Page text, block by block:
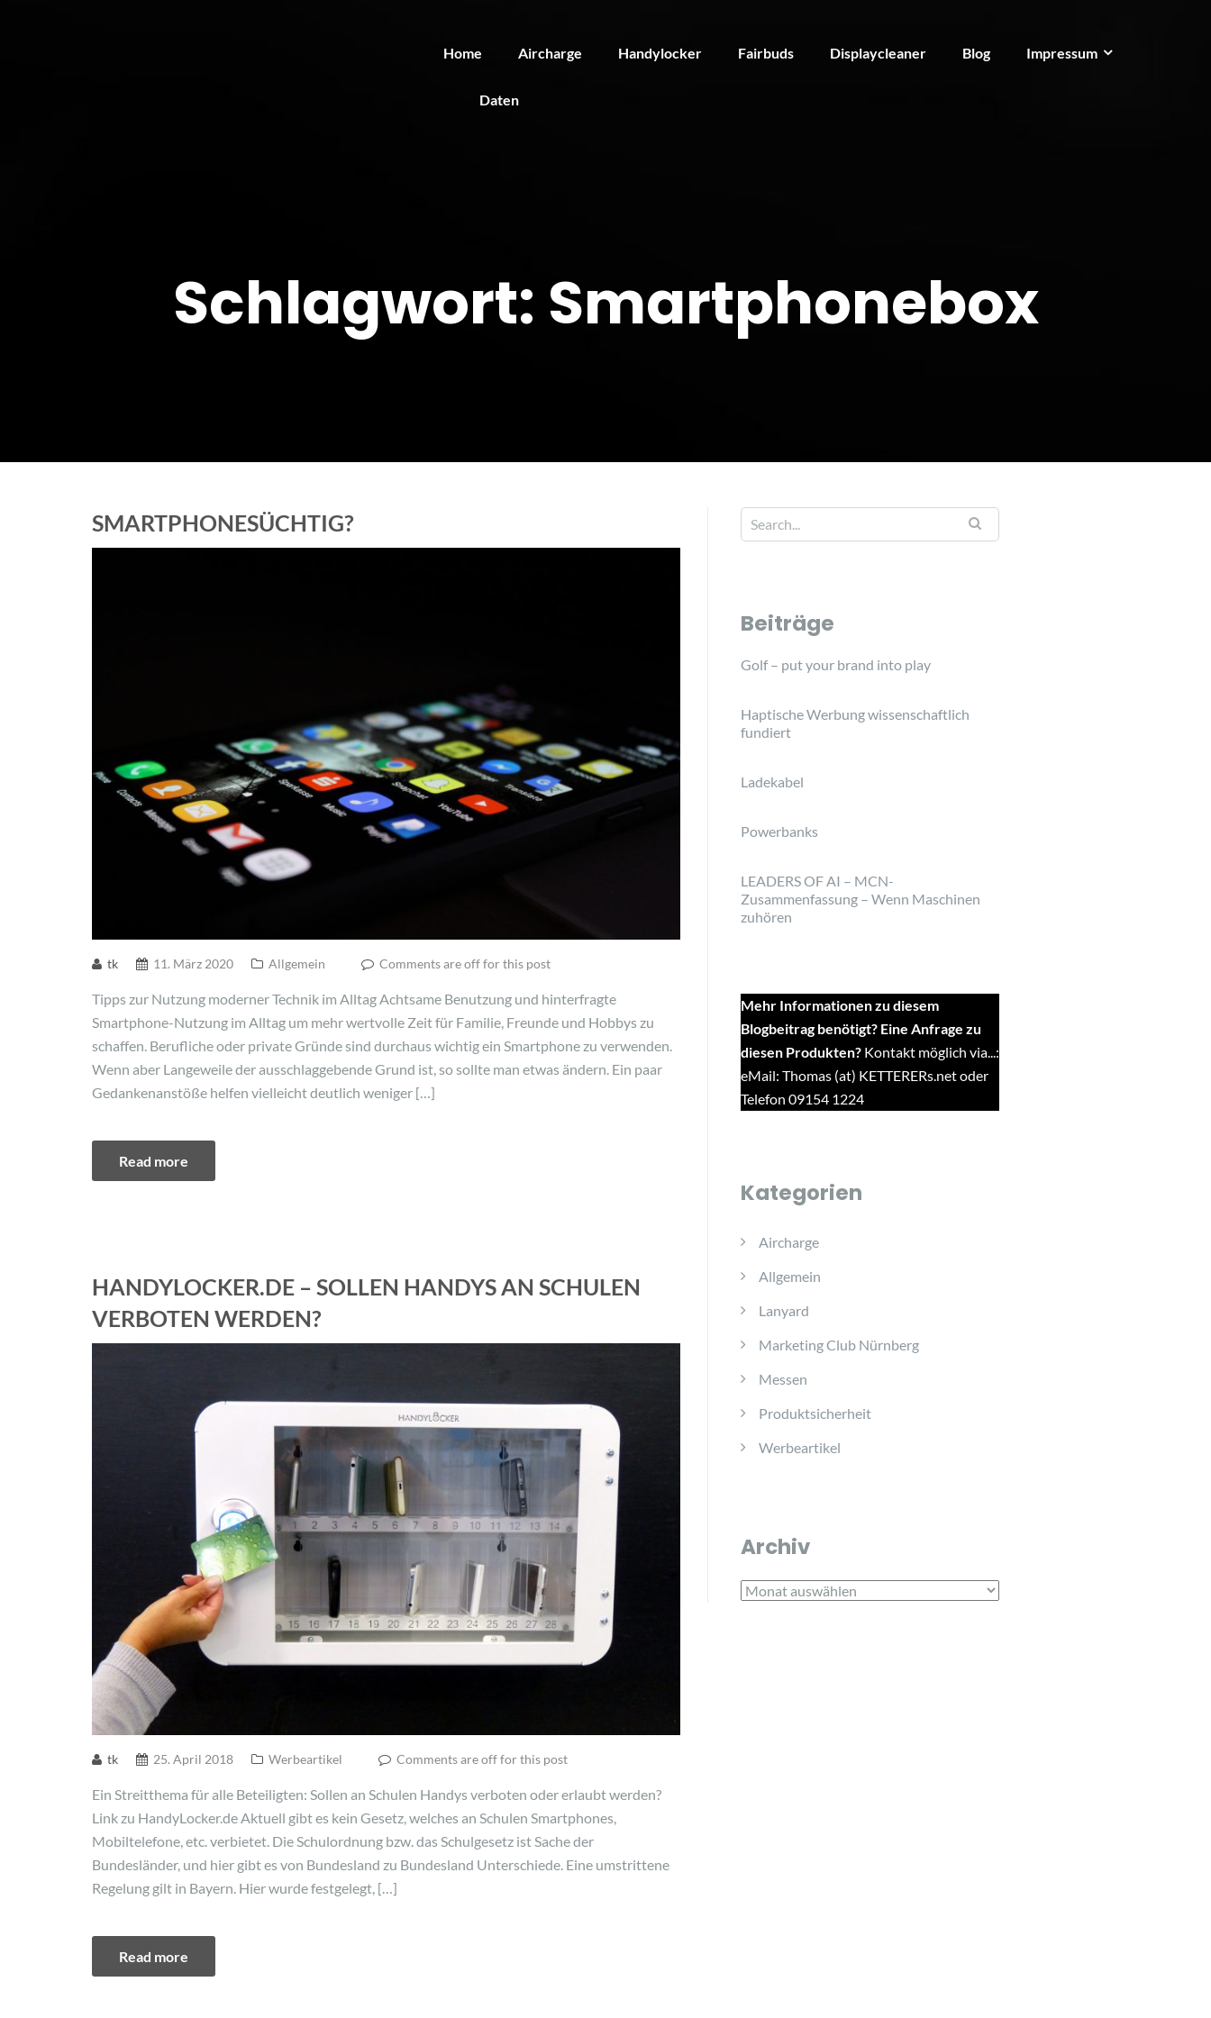
Home Aircharge Handylocker Fairbuds Displaycleaner Blog Impressum
Daten
Schlagwort: Smartphonebox
SMARTPHONESÜCHTIG?
tk 11. März 2020 Allgemein Comments are off for this post
Tipps zur Nutzung moderner Technik im Alltag Achtsame Benutzung und hinterfragte
Smartphone-Nutzung im Alltag um mehr wertvolle Zeit für Familie, Freunde und Hobbys zu
schaffen. Berufliche oder private Gründe sind durchaus wichtig ein Smartphone zu verwenden.
Wenn aber Langeweile der ausschlaggebende Grund ist, so sollte man etwas ändern. Ein paar
Gedankenanstöße helfen vielleicht deutlich weniger […]
Read more
HANDYLOCKER.DE – SOLLEN HANDYS AN SCHULEN
VERBOTEN WERDEN?
tk 25. April 2018 Werbeartikel Comments are off for this post
Ein Streitthema für alle Beteiligten: Sollen an Schulen Handys verboten oder erlaubt werden?
Link zu HandyLocker.de Aktuell gibt es kein Gesetz, welches an Schulen Smartphones,
Mobiltelefone, etc. verbietet. Die Schulordnung bzw. das Schulgesetz ist Sache der
Bundesländer, und hier gibt es von Bundesland zu Bundesland Unterschiede. Eine umstrittene
Regelung gilt in Bayern. Hier wurde festgelegt, […]
Read more
Beiträge
Golf – put your brand into play
Haptische Werbung wissenschaftlich
fundiert
Ladekabel
Powerbanks
LEADERS OF AI – MCN-
Zusammenfassung – Wenn Maschinen
zuhören
Mehr Informationen zu diesem
Blogbeitrag benötigt? Eine Anfrage zu
diesen Produkten?Kontakt möglich via...:
eMail: Thomas (at) KETTERERs.net oder
Telefon 09154 1224
Kategorien
Aircharge
Allgemein
Lanyard
Marketing Club Nürnberg
Messen
Produktsicherheit
Werbeartikel
Archiv
Archiv